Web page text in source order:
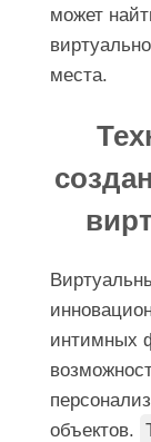
может
места.
интимных
объектов.